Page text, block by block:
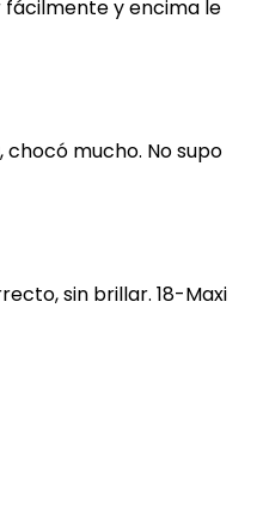
fácilmente y encima le
mucho. No supo
sin brillar. 18-Maxi